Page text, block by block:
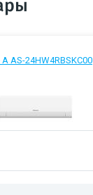
AS-24HW4RBSKC00